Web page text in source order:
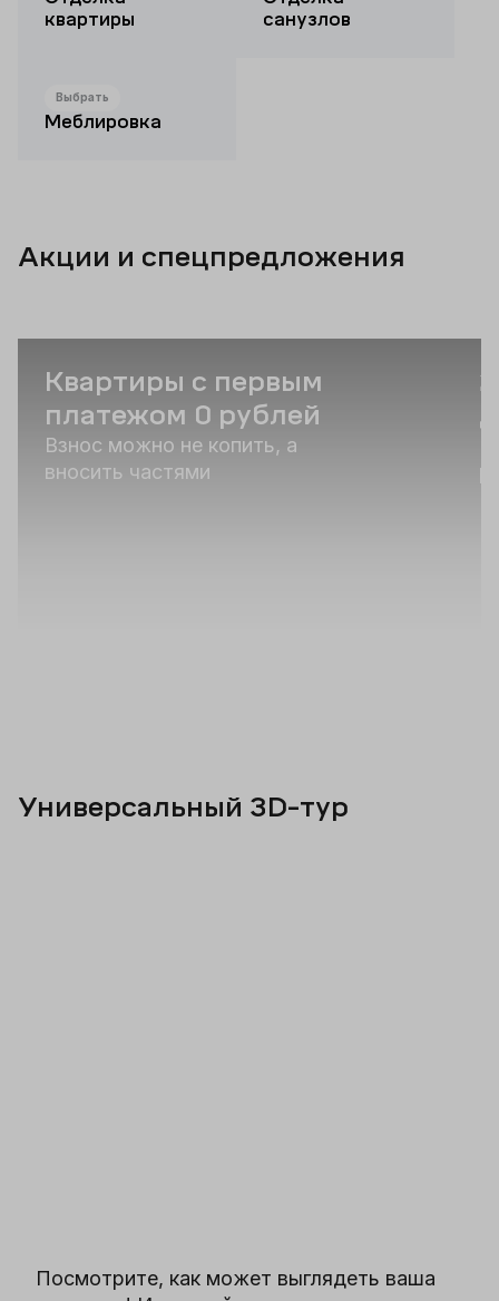
квартиры
санузлов
Выбрать
Меблировка
Акции и спецпредложения
Квартиры с первым
платежом 0 рублей
Взнос можно не копить, а
вносить частями
Универсальный 3D-тур
Посмотрите, как может выглядеть ваша